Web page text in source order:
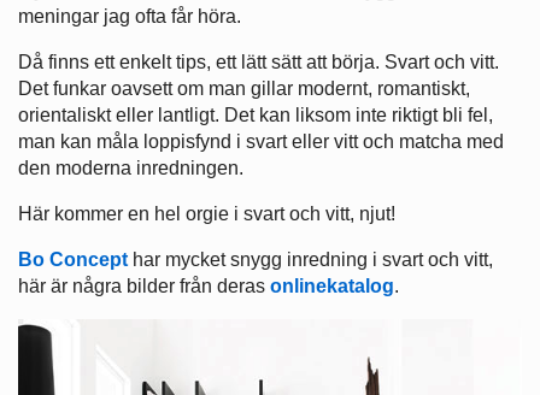
meningar jag ofta får höra.
Då finns ett enkelt tips, ett lätt sätt att börja. Svart och vitt.
Det funkar oavsett om man gillar modernt, romantiskt,
orientaliskt eller lantligt. Det kan liksom inte riktigt bli fel,
man kan måla loppisfynd i svart eller vitt och matcha med
den moderna inredningen.
Här kommer en hel orgie i svart och vitt, njut!
Bo Concept har mycket snygg inredning i svart och vitt,
här är några bilder från deras onlinekatalog.